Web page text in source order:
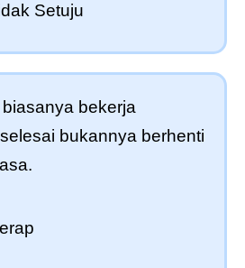
Setuju
bekerja
bukannya berhenti